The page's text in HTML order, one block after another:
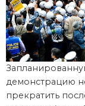
демонстрацию
прекратить